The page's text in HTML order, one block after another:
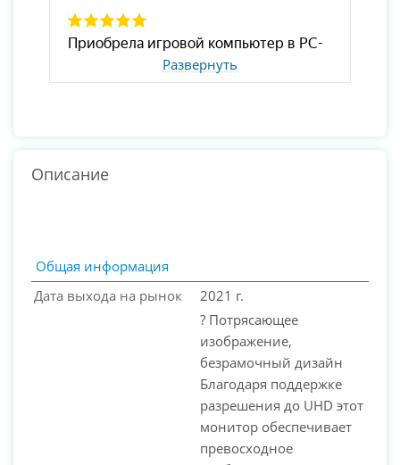
Развернуть
Описание
Общая информация
Дата выхода на рынок
2021 г.
? Потрясающее
изображение,
безрамочный дизайн
Благодаря поддержке
разрешения до UHD этот
монитор обеспечивает
превосходное